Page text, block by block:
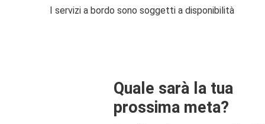
I servizi a bordo sono soggetti a disponibilità
Quale sarà la tua
prossima meta?